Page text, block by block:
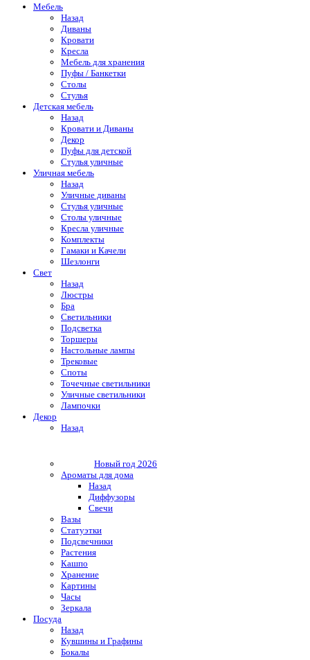
Мебель
Назад
Диваны
Кровати
Кресла
Мебель для хранения
Пуфы / Банкетки
Столы
Стулья
Детская мебель
Назад
Кровати и Диваны
Декор
Пуфы для детской
Стулья уличные
Уличная мебель
Назад
Уличные диваны
Стулья уличные
Столы уличные
Кресла уличные
Комплекты
Гамаки и Качели
Шезлонги
Свет
Назад
Люстры
Бра
Светильники
Подсветка
Торшеры
Настольные лампы
Трековые
Споты
Точечные светильники
Уличные светильники
Лампочки
Декор
Назад
Новый год 2026
Ароматы для дома
Назад
Диффузоры
Свечи
Вазы
Статуэтки
Подсвечники
Растения
Кашпо
Хранение
Картины
Часы
Зеркала
Посуда
Назад
Кувшины и Графины
Бокалы